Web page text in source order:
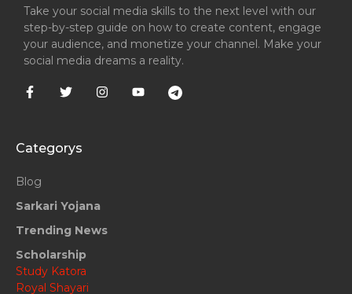
Take your social media skills to the next level with our
step-by-step guide on how to create content, engage
your audience, and monetize your channel. Make your
social media dreams a reality.
Categorys
Blog
Sarkari Yojana
Trending News
Scholarship
Study Katora
Royal Shayari